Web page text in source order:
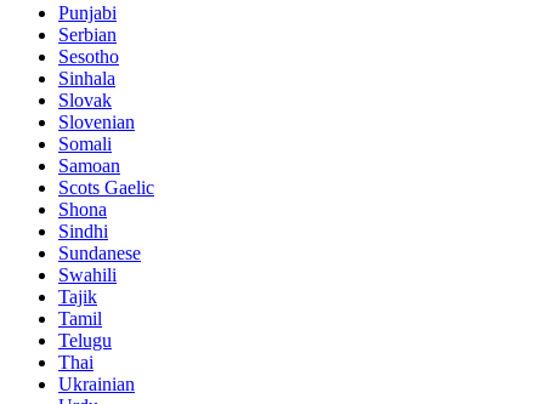
Punjabi
Serbian
Sesotho
Sinhala
Slovak
Slovenian
Somali
Samoan
Scots Gaelic
Shona
Sindhi
Sundanese
Swahili
Tajik
Tamil
Telugu
Thai
Ukrainian